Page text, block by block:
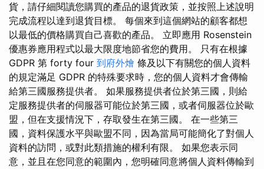
貨，請仔細閱讀您購買的產品的退貨政策，並按照上述說明
完成流程以達到退貨目標。 每個來到這個網站的顧客都想
以最低的價格購買自己喜歡的產品。 立即應用 Rosenstein
優惠券應用程式以最大限度地節省您的費用。 只有在根據
GDPR 第 forty four 到府外燴 條及以下有關您的個人資料
的規定滿足 GDPR 的特殊要求時，您的個人資料才會傳輸
給第三國服務提供者。 如果服務提供者位於第三國，則給
定服務提供者的伺服器可能位於第三國，或者伺服器位於歐
盟，但在支援情況下，存取發生在第三國。 在一些第三
國，資料保護水平與歐盟不同，因為當局可能簡化了對個人
資料的訪問​​，或對此類措施的權利有限。 如果您表示同
意，並且在您同意的範圍內，您明確同意將個人資料傳輸到